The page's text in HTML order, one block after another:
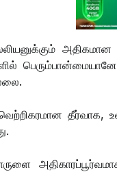
தீர்வாக,